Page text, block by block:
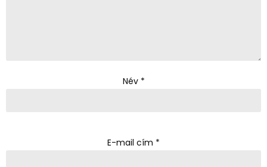
Név *
E-mail cím *